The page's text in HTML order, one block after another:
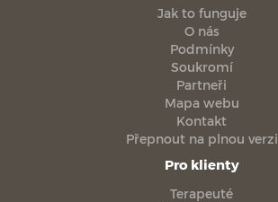
Jak to funguje
O nás
Podmínky
Soukromí
Partneři
Mapa webu
Kontakt
Přepnout na plnou verzi
Pro klienty
Terapeuté